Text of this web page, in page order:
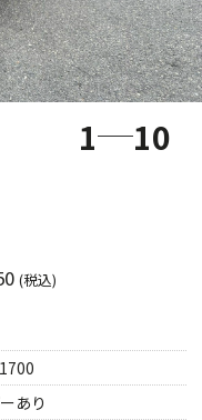
1 10
(税込)
あり